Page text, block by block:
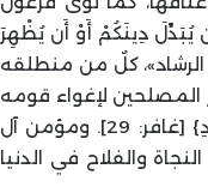
دِينَكُمْ أَوْ أَن يُظْهِرَ
«سبيل الرشاد»، كلٌ من منطلقه
المصلحين لإغواء قومه
والتلبيس عليهم: {قَالَ فِرْعَوْنُ مَا أُرِيكُمْ إلَّا مَا أَرَى وَمَا أَهْدِيكُمْ إلَّا سَبِيلَ الرَّشَادِ} [غافر: 29]. ومؤمن آل
والفلاح في الدنيا